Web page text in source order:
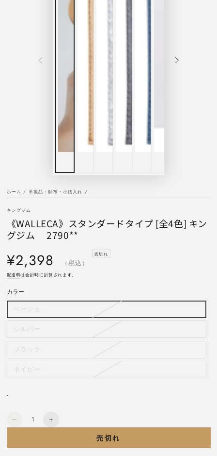
ホーム / 革製品：財布・小銭入れ /
キングジム
《WALLECA》スタンダードタイプ [全4色] キン
グジム 2790**
定
価
¥2,398 （税込）
売切れ
配送料は会計時に計算されます。
カラー
ベージュ
バ
リ
エ
ー
シ
ョ
ン
は
売
り
切
て
き
ま
シルバー
バ
リ
エ
ー
シ
ョ
ン
は
売
か
ま
ブラック
バ
リ
エ
ー
シ
ョ
て
い
売
ネイビー
バ
リ
売
切
い
-
数
量
《WALLECA》《WALLECA》
売切れ